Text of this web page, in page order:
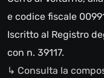
e codice fiscale
Iscritto al Registro
con n. 39117.
↳ Consulta la